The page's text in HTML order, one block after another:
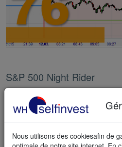
S&P 500 Night Rider
Une stratégie originale de day
nuit sur le célèbre indice S&P 500.
Nous utilisons des cookiesafin de